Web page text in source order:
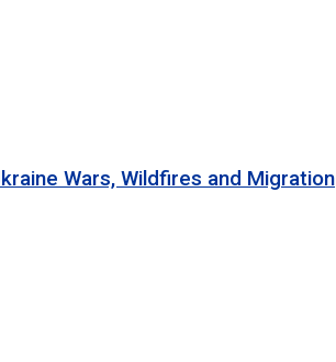
Wars, Wildfires and Migration